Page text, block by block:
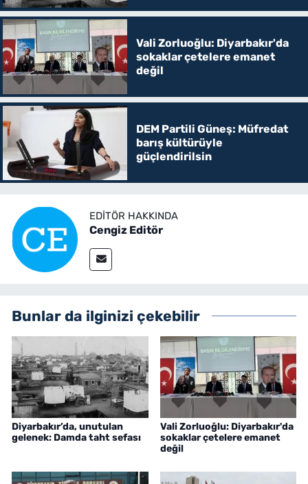
Vali Zorluoğlu: Diyarbakır'da
sokaklar çetelere emanet
değil
DEM Partili Güneş: Müfredat
barış kültürüyle
güçlendirilsin
EDITÖR HAKKINDA
Cengiz Editör
Bunlar da ilginizi çekebilir
Diyarbakır’da, unutulan
gelenek: Damda taht sefası
Vali Zorluoğlu: Diyarbakır'da
sokaklar çetelere emanet
değil